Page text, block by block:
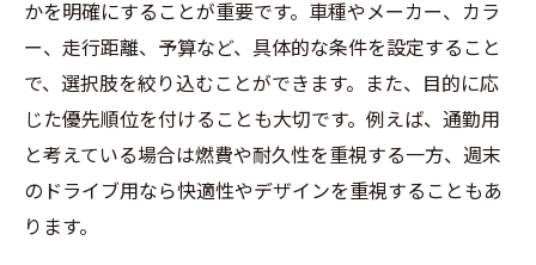
かを明確にすることが重要です。車種やメーカー、カラ
ー、走行距離、予算など、具体的な条件を設定すること
で、選択肢を絞り込むことができます。また、目的に応
じた優先順位を付けることも大切です。例えば、通勤用
と考えている場合は燃費や耐久性を重視する一方、週末
のドライブ用なら快適性やデザインを重視することもあ
ります。